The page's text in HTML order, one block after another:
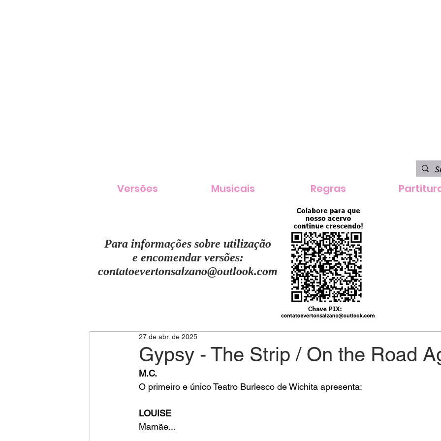
Versões Musicais Regras
Para informações sobre utilização
e encomendar versões:
contatoevertonsalzano@outlook.com
Gypsy - The Strip / On the Road
27 de abr. de 2025
M.C.
O primeiro e único Teatro Burlesco de Wichita apresenta:
LOUISE
Mamãe...